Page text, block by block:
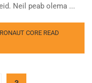
Neil peab olema ...
CORE READ